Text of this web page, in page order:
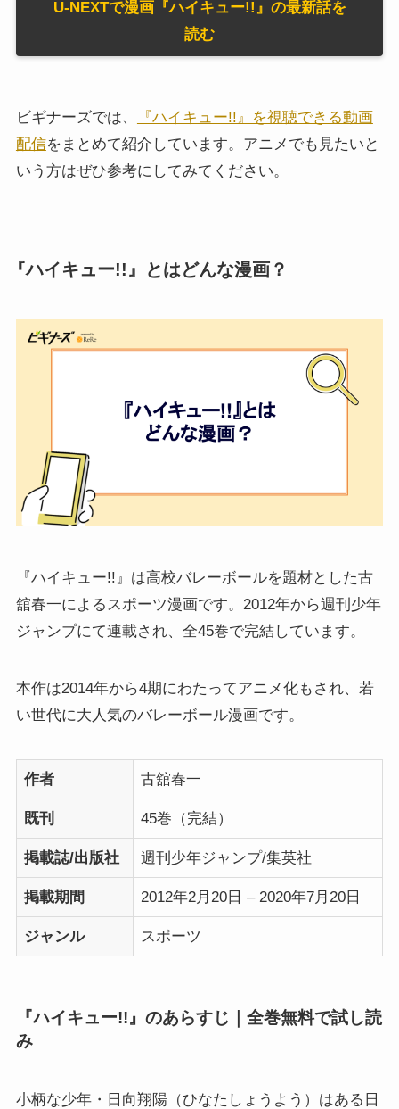
U-NEXTで漫画『ハイキュー!!』の最新話を
読む
ビギナーズでは、
『ハイキュー!!』を視聴できる動画
配信をまとめて紹介しています。アニメでも見たいと
いう方はぜひ参考にしてみてください。
『ハイキュー!!』とはどんな漫画？
『ハイキュー!!』は高校バレーボールを題材とした古
舘春一によるスポーツ漫画です。2012年から週刊少年
ジャンプにて連載され、全45巻で完結しています。
本作は2014年から4期にわたってアニメ化もされ、若
い世代に大人気のバレーボール漫画です。
作者 古舘春一
既刊 45巻（完結）
掲載誌/出版社 週刊少年ジャンプ/集英社
掲載期間 2012年2月20日 – 2020年7月20日
ジャンル スポーツ
『ハイキュー!!』のあらすじ｜全巻無料で試し読
み
小柄な少年・日向翔陽（ひなたしょうよう）はある日